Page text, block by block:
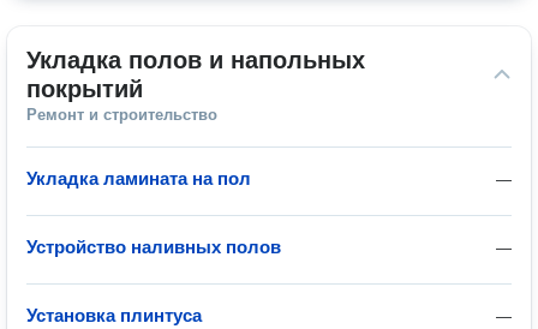
Укладка полов и напольных
покрытий
Ремонт и строительство
—
Укладка ламината на пол
—
Устройство наливных полов
—
Установка плинтуса